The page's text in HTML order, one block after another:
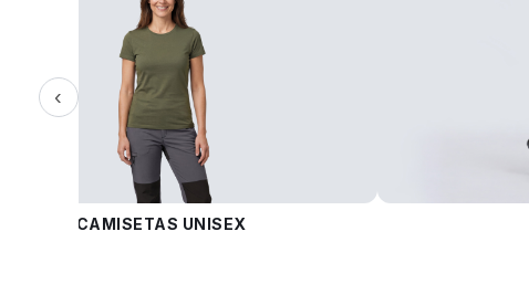
‹
CAMISETAS UNISEX